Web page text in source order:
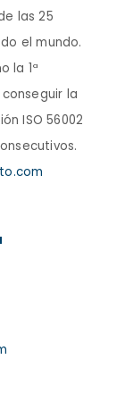
las 25
el mundo.
la 1ª
la
ISO 56002